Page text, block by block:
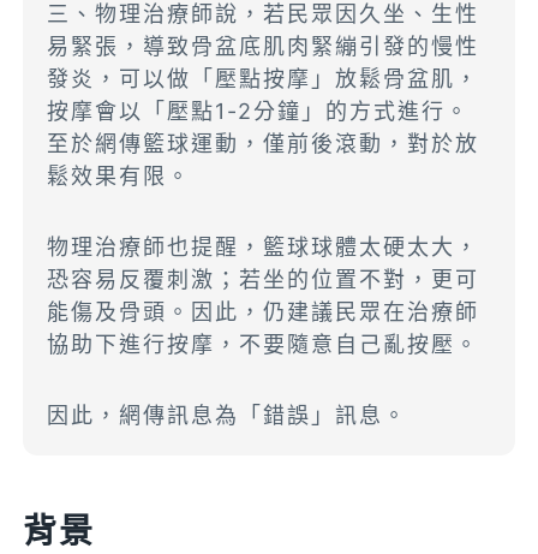
三、物理治療師說，若民眾因久坐、生性
易緊張，導致骨盆底肌肉緊繃引發的慢性
發炎，可以做「壓點按摩」放鬆骨盆肌，
按摩會以「壓點1-2分鐘」的方式進行。
至於網傳籃球運動，僅前後滾動，對於放
鬆效果有限。
物理治療師也提醒，籃球球體太硬太大，
恐容易反覆刺激；若坐的位置不對，更可
能傷及骨頭。因此，仍建議民眾在治療師
協助下進行按摩，不要隨意自己亂按壓。
因此，網傳訊息為「錯誤」訊息。
背景